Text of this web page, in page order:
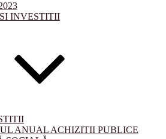
INVESTITII
ANUAL ACHIZITII PUBLICE